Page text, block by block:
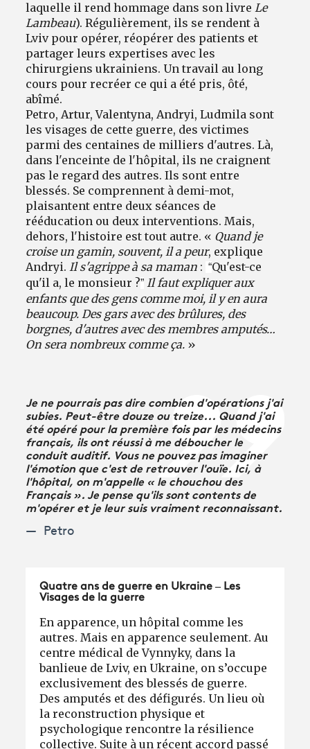
laquelle il rend hommage dans son livre Le
Lambeau). Régulièrement, ils se rendent à
Lviv pour opérer, réopérer des patients et
partager leurs expertises avec les
chirurgiens ukrainiens. Un travail au long
cours pour recréer ce qui a été pris, ôté,
abîmé.
Petro, Artur, Valentyna, Andryi, Ludmila sont
les visages de cette guerre, des victimes
parmi des centaines de milliers d'autres. Là,
dans l'enceinte de l'hôpital, ils ne craignent
pas le regard des autres. Ils sont entre
blessés. Se comprennent à demi-mot,
plaisantent entre deux séances de
rééducation ou deux interventions. Mais,
dehors, l'histoire est tout autre. « Quand je
croise un gamin, souvent, il a peur, explique
Andryi. Il s'agrippe à sa maman : “Qu'est-ce
qu'il a, le monsieur ?” Il faut expliquer aux
enfants que des gens comme moi, il y en aura
beaucoup. Des gars avec des brûlures, des
borgnes, d'autres avec des membres amputés…
On sera nombreux comme ça. »
Je ne pourrais pas dire combien d'opérations j'ai
subies. Peut-être douze ou treize... Quand j'ai
été opéré pour la première fois par les médecins
français, ils ont réussi à me déboucher le
conduit auditif. Vous ne pouvez pas imaginer
l'émotion que c'est de retrouver l'ouïe. Ici, à
l'hôpital, on m'appelle « le chouchou des
Français ». Je pense qu'ils sont contents de
m'opérer et je leur suis vraiment reconnaissant.
Petro
Quatre ans de guerre en Ukraine – Les
Visages de la guerre
En apparence, un hôpital comme les
autres. Mais en apparence seulement. Au
centre médical de Vynnyky, dans la
banlieue de Lviv, en Ukraine, on s’occupe
exclusivement des blessés de guerre.
Des amputés et des défigurés. Un lieu où
la reconstruction physique et
psychologique rencontre la résilience
collective. Suite à un récent accord passé